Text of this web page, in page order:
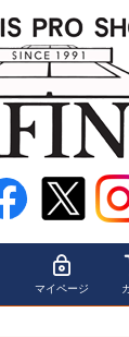
マイページ